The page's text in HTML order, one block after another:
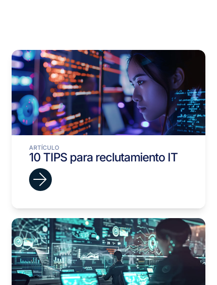
ARTÍCULO
10 TIPS para reclutamiento IT